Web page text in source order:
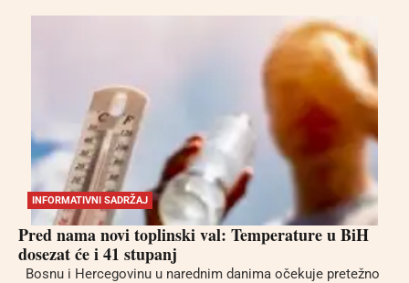
INFORMATIVNI SADRŽAJ
Pred nama novi toplinski val: Temperature u BiH
dosezat će i 41 stupanj
Bosnu i Hercegovinu u narednim danima očekuje pretežno